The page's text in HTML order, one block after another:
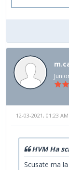
12-03-2021, 01:23 AM
HVM Ha
Scusate ma